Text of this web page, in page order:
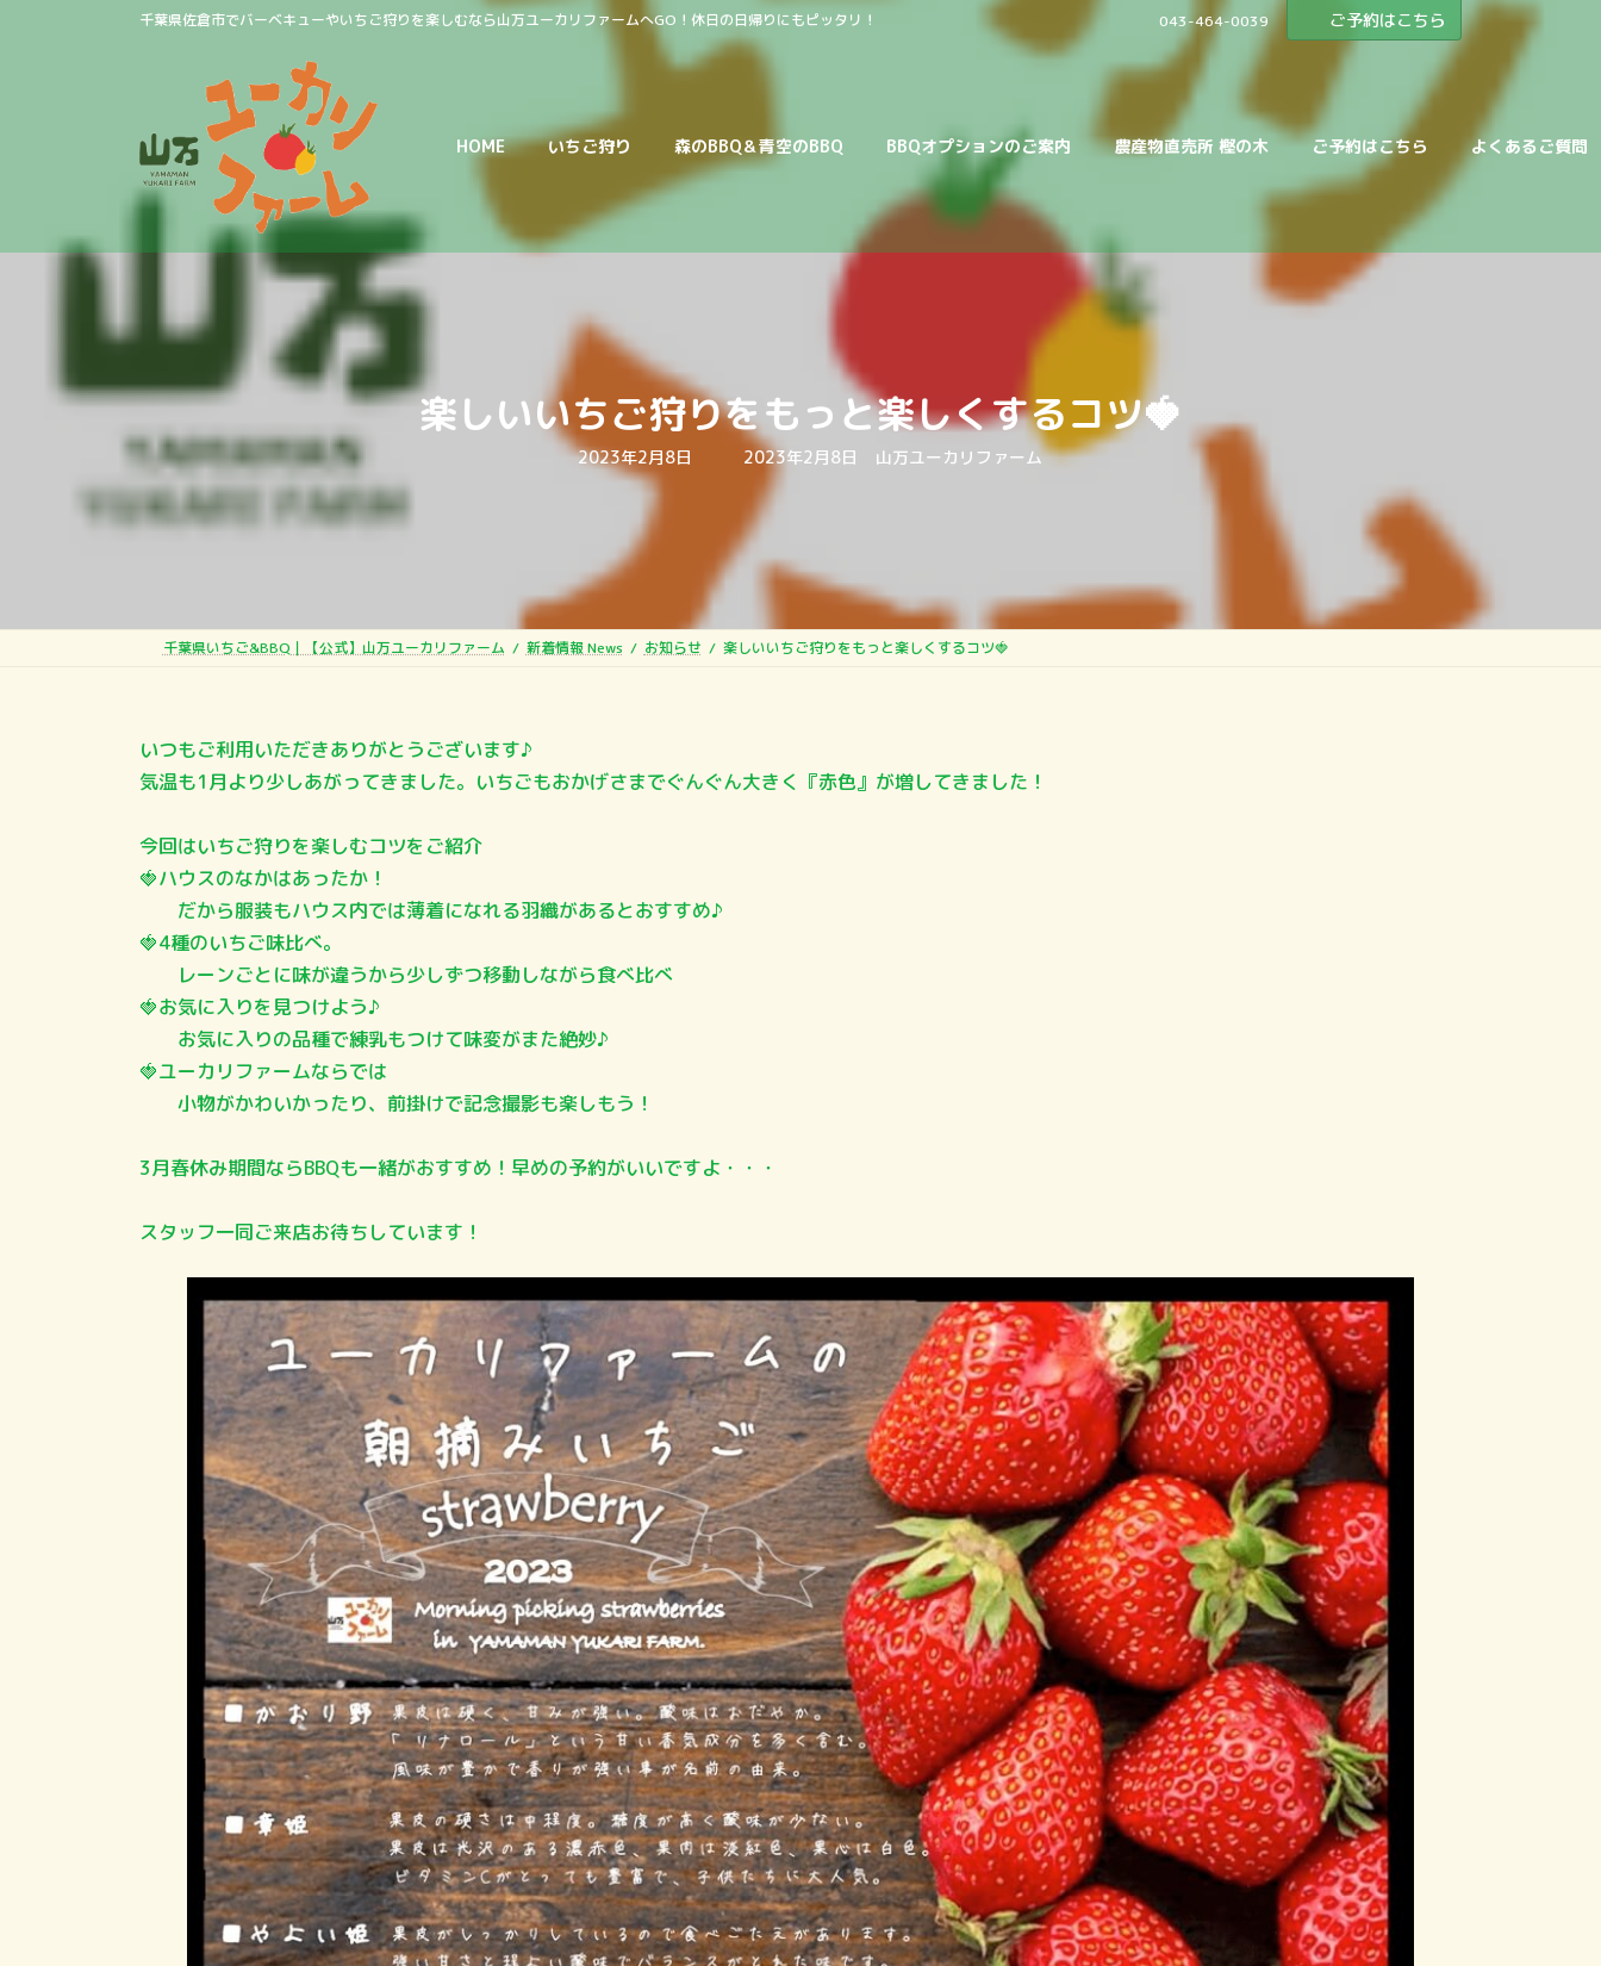
プ
動
千葉県佐倉市でバーベキューやいちご狩りを楽しむなら山万ユーカリファームへGO！休日の日帰りにもピッタリ！ 043-464-0039 ご予約はこちら
HOME いちご狩り 森のBBQ＆青空のBBQ BBQオプションのご案内 農産物直売所 樫の木 ご予約はこちら よくあるご質問
楽しいいちご狩りをもっと楽しくするコツ🍓
2023年2月8日 最
新
日
時
:
2023年2月8日 山万ユーカリファーム
千葉県いちご&BBQ｜【公式】山万ユーカリファーム 新着情報 News お知らせ 楽しいいちご狩りをもっと楽しくするコツ🍓
いつもご利用いただきありがとうございます♪
気温も1月より少しあがってきました。いちごもおかげさまでぐんぐん大きく『赤色』が増してきました！
今回はいちご狩りを楽しむコツをご紹介
🍓ハウスのなかはあったか！
だから服装もハウス内では薄着になれる羽織があるとおすすめ♪
🍓4種のいちご味比べ。
レーンごとに味が違うから少しずつ移動しながら食べ比べ
🍓お気に入りを見つけよう♪
お気に入りの品種で練乳もつけて味変がまた絶妙♪
🍓ユーカリファームならでは
小物がかわいかったり、前掛けで記念撮影も楽しもう！
3月春休み期間ならBBQも一緒がおすすめ！早めの予約がいいですよ・・・
スタッフ一同ご来店お待ちしています！